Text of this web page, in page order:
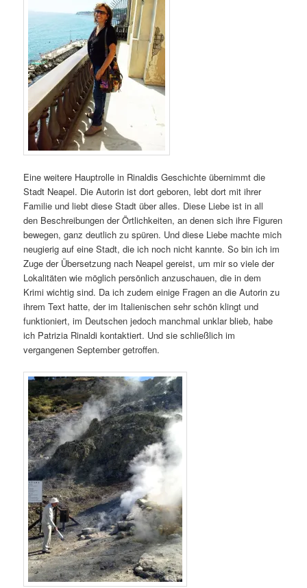
Eine weitere Hauptrolle in Rinaldis Geschichte übernimmt die
Stadt Neapel. Die Autorin ist dort geboren, lebt dort mit ihrer
Familie und liebt diese Stadt über alles. Diese Liebe ist in all
den Beschreibungen der Örtlichkeiten, an denen sich ihre Figuren
bewegen, ganz deutlich zu spüren. Und diese Liebe machte mich
neugierig auf eine Stadt, die ich noch nicht kannte. So bin ich im
Zuge der Übersetzung nach Neapel gereist, um mir so viele der
Lokalitäten wie möglich persönlich anzuschauen, die in dem
Krimi wichtig sind. Da ich zudem einige Fragen an die Autorin zu
ihrem Text hatte, der im Italienischen sehr schön klingt und
funktioniert, im Deutschen jedoch manchmal unklar blieb, habe
ich Patrizia Rinaldi kontaktiert. Und sie schließlich im
vergangenen September getroffen.